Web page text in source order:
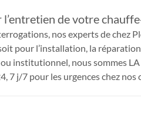
de votre
nos experts de
pour l’installation, la
institutionnel, nous sommes
7 j/7 pour les urgences chez nos